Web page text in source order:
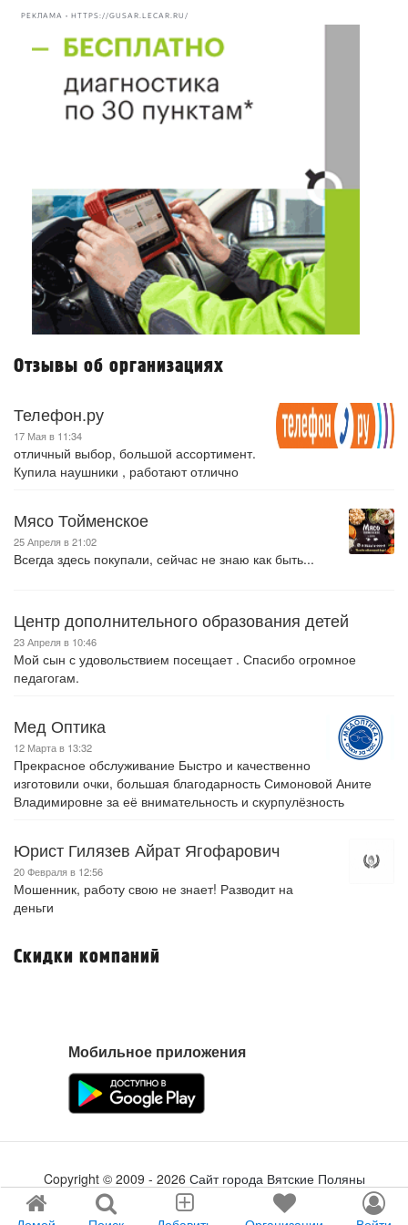
РЕКЛАМА • HTTPS://GUSAR.LECAR.RU/
Отзывы об организациях
Телефон.ру
17 Мая в 11:34
отличный выбор, большой ассортимент.
Купила наушники , работают отлично
Мясо Тойменское
25 Апреля в 21:02
Всегда здесь покупали, сейчас не знаю как быть...
Центр дополнительного образования детей
23 Апреля в 10:46
Мой сын с удовольствием посещает . Спасибо огромное
педагогам.
Мед Оптика
12 Марта в 13:32
Прекрасное обслуживание Быстро и качественно
изготовили очки, большая благодарность Симоновой Аните
Владимировне за её внимательность и скурпулёзность
Юрист Гилязев Айрат Ягофарович
20 Февраля в 12:56
Мошенник, работу свою не знает! Разводит на
деньги
Скидки компаний
Мобильное приложения
Copyright © 2009 - 2026 Сайт города Вятские Поляны
Создание сайта
tabson.ru